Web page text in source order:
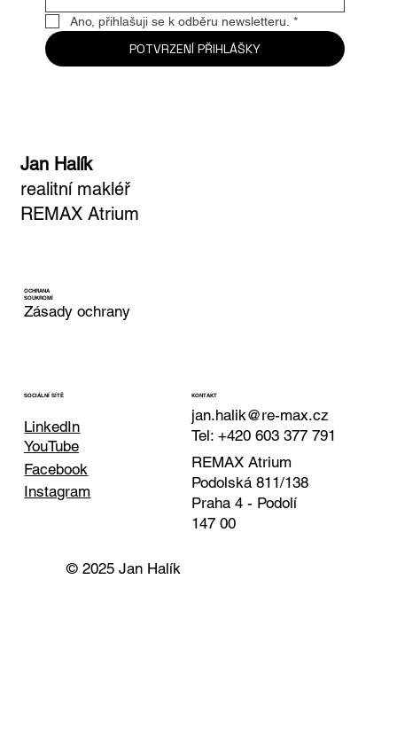
Ano, přihlašuji se k odběru newsletteru. *
POTVRZENÍ PŘIHLÁŠKY
Jan Halík
realitní makléř
REMAX Atrium
OCHRANA
SOUKROMÍ
Zásady ochrany
SOCIÁLNÍ SÍTĚ
LinkedIn
Facebook
YouTube
Instagram
KONTAKT
jan.halik@re-max.cz
Tel: +420 603 377 791
REMAX Atrium
Podolská 811/138
Praha 4 - Podolí
147 00
© 2025 Jan Halík